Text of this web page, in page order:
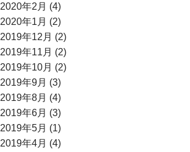
2020年2月 (4)
2020年1月 (2)
2019年12月 (2)
2019年11月 (2)
2019年10月 (2)
2019年9月 (3)
2019年8月 (4)
2019年6月 (3)
2019年5月 (1)
2019年4月 (4)